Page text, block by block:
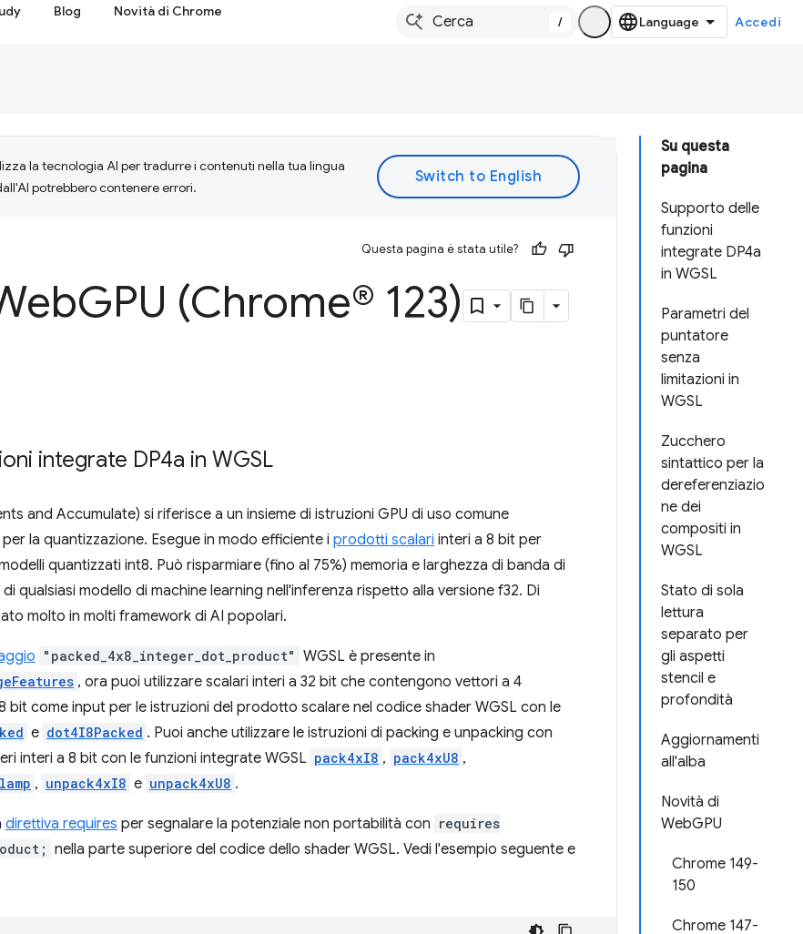
Blog Novità di Chrome
/ Accedi
Su questa
pagina
Supporto delle
funzioni
integrate DP4a
in WGSL
Parametri del
puntatore
senza
limitazioni in
WGSL
Zucchero
sintattico per la
dereferenziazio
ne dei
compositi in
WGSL
Stato di sola
lettura
separato per
gli aspetti
stencil e
profondità
Aggiornamenti
all'alba
Novità di
WebGPU
Chrome 149-
150
Chrome 147-
la tecnologia AI per tradurre i contenuti nella tua lingua
potrebbero contenere errori.
Questa pagina è stata utile?
GPU (Chrome® 123)
integrate DP4a in WGSL
and Accumulate) si riferisce a un insieme di istruzioni GPU di uso comune
la quantizzazione. Esegue in modo efficiente i prodotti scalari interi a 8 bit per
quantizzati int8. Può risparmiare (fino al 75%) memoria e larghezza di banda di
qualsiasi modello di machine learning nell'inferenza rispetto alla versione f32. Di
molto in molti framework di AI popolari.
"packed_4x8_integer_dot_product" WGSL è presente in
, ora puoi utilizzare scalari interi a 32 bit che contengono vettori a 4
bit come input per le istruzioni del prodotto scalare nel codice shader WGSL con le
e dot4I8Packed . Puoi anche utilizzare le istruzioni di packing e unpacking con
interi a 8 bit con le funzioni integrate WGSL pack4xI8 , pack4xU8 ,
, unpack4xI8 e unpack4xU8 .
direttiva requires per segnalare la potenziale non portabilità con requires
nella parte superiore del codice dello shader WGSL. Vedi l'esempio seguente e